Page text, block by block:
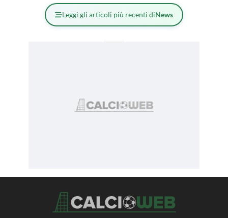
Leggi gli articoli più recenti diNews